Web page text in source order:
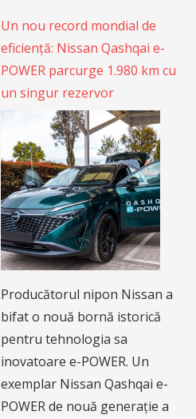
Un nou record mondial de
eficiență: Nissan Qashqai e-
POWER parcurge 1.980 km cu
un singur rezervor
Producătorul nipon Nissan a
bifat o nouă bornă istorică
pentru tehnologia sa
inovatoare e-POWER. Un
exemplar Nissan Qashqai e-
POWER de nouă generație a